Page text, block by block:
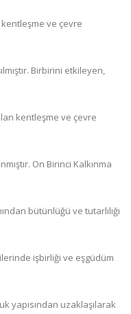
kentleşme ve çevre
Birbirini etkileyen,
kentleşme ve çevre
On Birinci Kalkınma
bütünlüğü ve tutarlılığı
işbirliği ve eşgüdüm
yapısından uzaklaşılarak